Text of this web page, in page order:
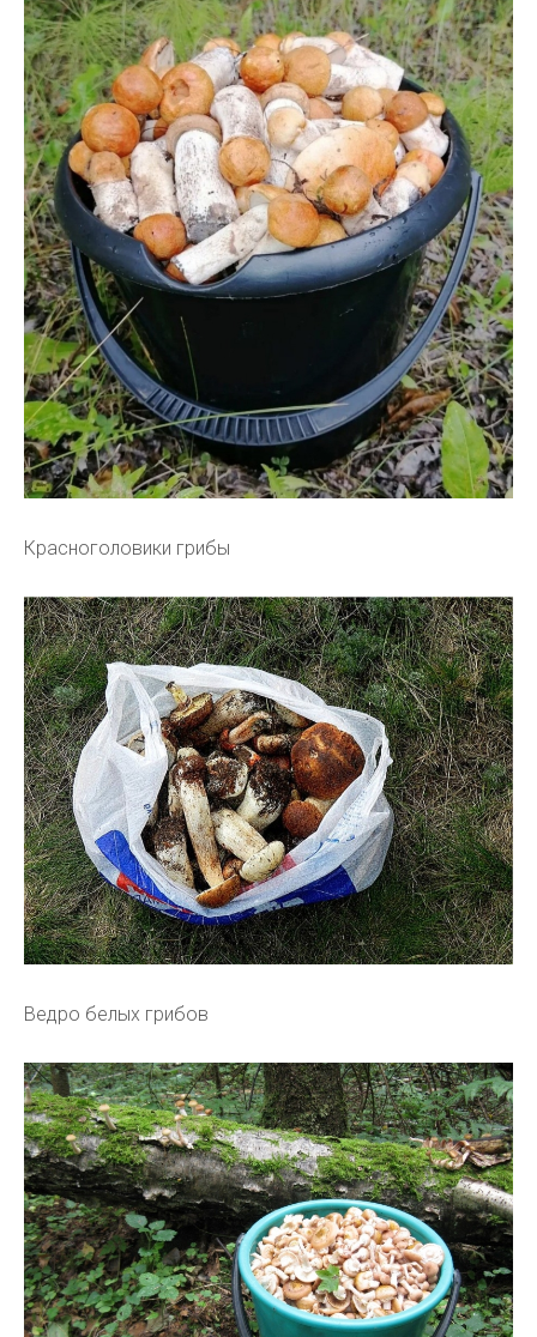
Красноголовики грибы
Ведро белых грибов